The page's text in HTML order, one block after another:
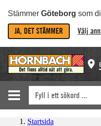
Stämmer Göteborg som
JA, DET STÄMMER Välj
Startsida